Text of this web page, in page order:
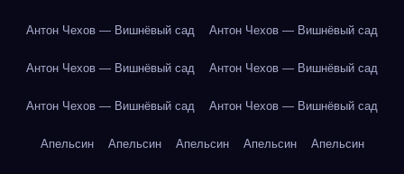
Антон Чехов — Вишнёвый сад Антон Чехов — Вишнёвый сад
Антон Чехов — Вишнёвый сад Антон Чехов — Вишнёвый сад
Антон Чехов — Вишнёвый сад Антон Чехов — Вишнёвый сад
Апельсин Апельсин Апельсин Апельсин Апельсин